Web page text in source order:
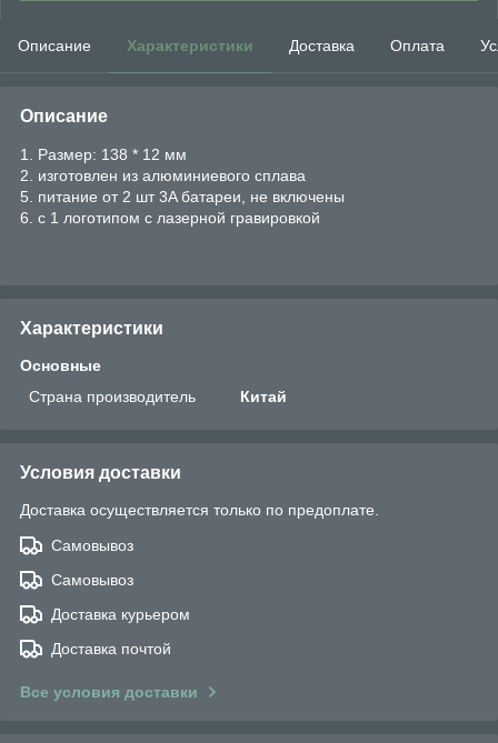
Описание Характеристики Доставка Оплата
Описание
1. Размер: 138 * 12 мм
2. изготовлен из алюминиевого сплава
5. питание от 2 шт 3A батареи, не включены
6. с 1 логотипом с лазерной гравировкой
Характеристики
Основные
Страна производитель
Китай
Условия доставки
Доставка осуществляется только по предоплате.
Самовывоз
Самовывоз
Доставка курьером
Доставка почтой
Все условия доставки